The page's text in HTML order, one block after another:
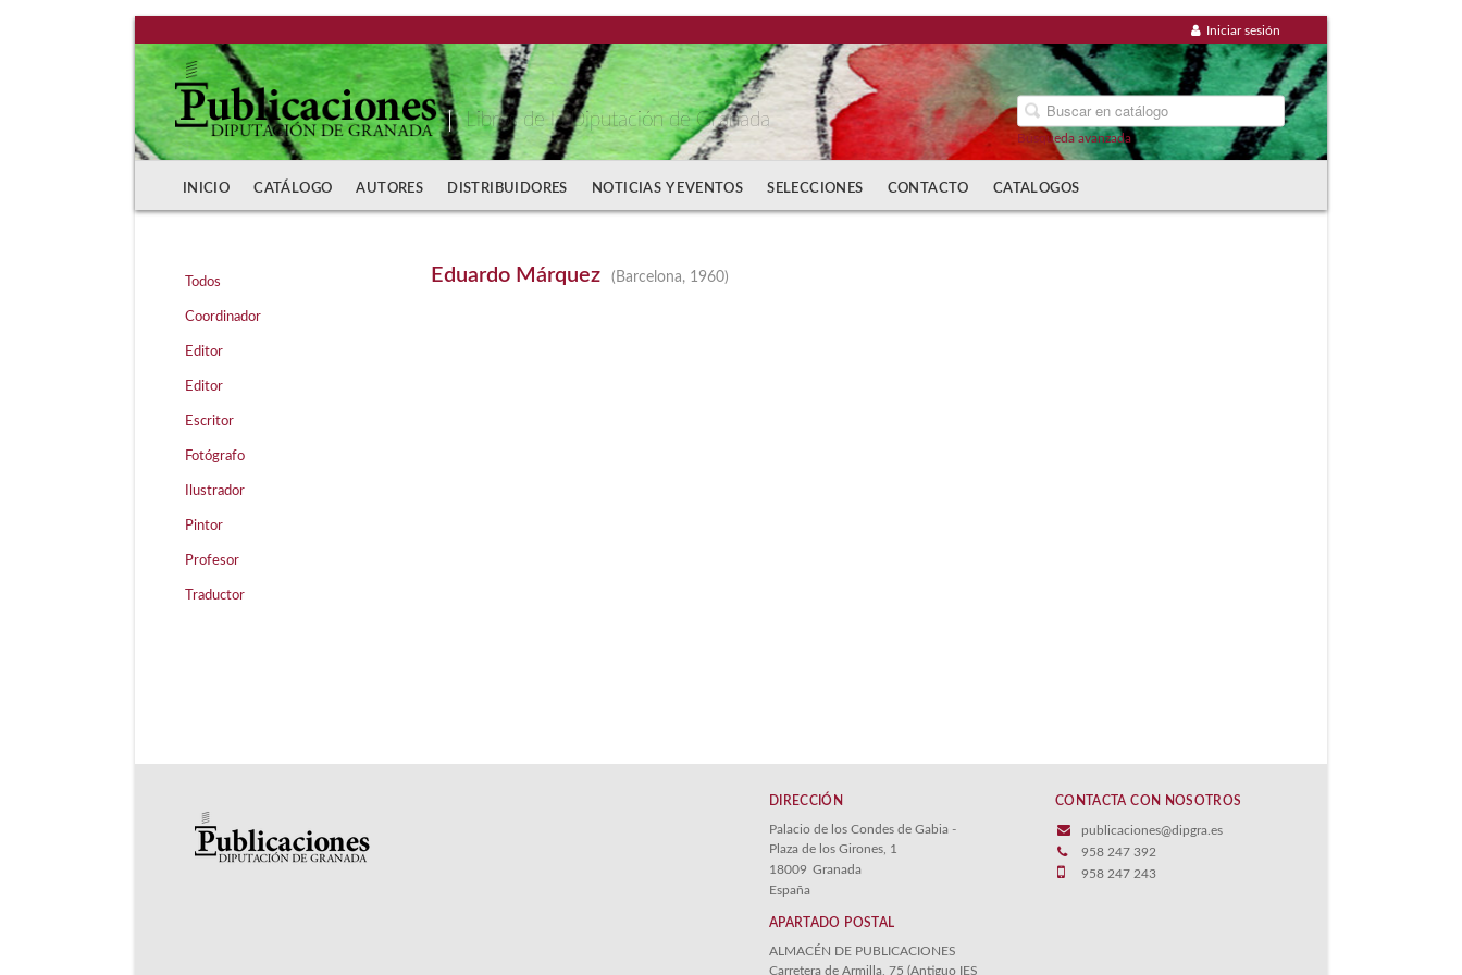
Iniciar sesión
Libros de la Diputación de Granada
Búsqueda avanzada
INICIO CATÁLOGO AUTORES DISTRIBUIDORES NOTICIAS Y EVENTOS SELECCIONES CONTACTO CATALOGOS
Todos
Coordinador
Editor
Editor
Escritor
Fotógrafo
Ilustrador
Pintor
Profesor
Traductor
Eduardo Márquez (Barcelona, 1960)
DIRECCIÓN
Palacio de los Condes de Gabia -
Plaza de los Girones, 1
18009 Granada
España
APARTADO POSTAL
ALMACÉN DE PUBLICACIONES
Carretera de Armilla, 75 (Antiguo IES
CONTACTA CON NOSOTROS
publicaciones@dipgra.es
958 247 392
958 247 243